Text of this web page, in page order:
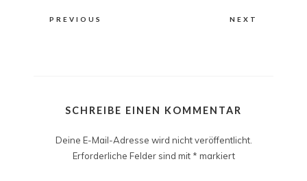
PREVIOUS NEXT
SCHREIBE EINEN KOMMENTAR
Deine E-Mail-Adresse wird nicht veröffentlicht.
Erforderliche Felder sind mit * markiert